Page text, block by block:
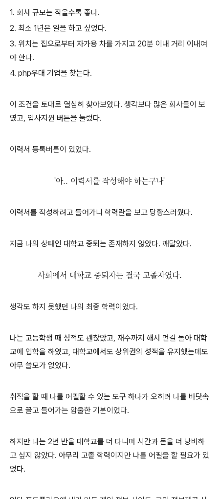
1. 회사 규모는 작을수록 좋다.
2. 최소 1년은 일을 하고 싶었다.
3. 위치는 집으로부터 자가용 차를 가지고 20분 이내 거리 이내여
야 한다.
4. php우대 기업을 찾는다.
이 조건을 토대로 열심히 찾아보았다. 생각보다 많은 회사들이 보
였고, 입사지원 버튼을 눌렀다.
이력서 등록버튼이 있었다.
'아.. 이력서를 작성해야 하는구나'
이력서를 작성하려고 들어가니 학력란을 보고 당황스러웠다.
지금 나의 상태인 대학교 중퇴는 존재하지 않았다. 깨달았다.
사회에서 대학교 중퇴자는 결국 고졸자였다.
생각도 하지 못했던 나의 최종 학력이었다.
나는 고등학생 때 성적도 괜찮았고, 재수까지 해서 먼길 돌아 대학
교에 입학을 하였고, 대학교에서도 상위권의 성적을 유지했는데도
아무 쓸모가 없었다.
취직을 할 때 나를 어필할 수 있는 도구 하나가 오히려 나를 바닷속
으로 끌고 들어가는 암울한 기분이었다.
하지만 나는 2년 반을 대학교를 더 다니며 시간과 돈을 더 낭비하
고 싶지 않았다. 아무리 고졸 학력이지만 나를 어필을 할 필요가 있
었다.